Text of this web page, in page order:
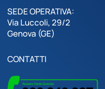
SEDE OPERATIVA:
Via Luccoli, 29/2
Genova (GE)
CONTATTI